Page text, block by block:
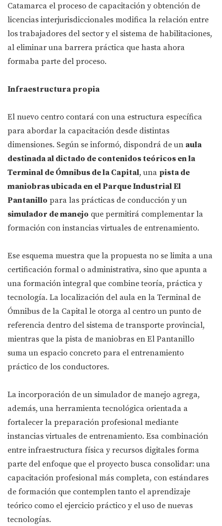
Catamarca el proceso de capacitación y obtención de
licencias interjurisdiccionales modifica la relación entre
los trabajadores del sector y el sistema de habilitaciones,
al eliminar una barrera práctica que hasta ahora
formaba parte del proceso.
Infraestructura propia
El nuevo centro contará con una estructura específica
para abordar la capacitación desde distintas
dimensiones. Según se informó, dispondrá de un aula
destinada al dictado de contenidos teóricos en la
Terminal de Ómnibus de la Capital, una pista de
maniobras ubicada en el Parque Industrial El
Pantanillo para las prácticas de conducción y un
simulador de manejo que permitirá complementar la
formación con instancias virtuales de entrenamiento.
Ese esquema muestra que la propuesta no se limita a una
certificación formal o administrativa, sino que apunta a
una formación integral que combine teoría, práctica y
tecnología. La localización del aula en la Terminal de
Ómnibus de la Capital le otorga al centro un punto de
referencia dentro del sistema de transporte provincial,
mientras que la pista de maniobras en El Pantanillo
suma un espacio concreto para el entrenamiento
práctico de los conductores.
La incorporación de un simulador de manejo agrega,
además, una herramienta tecnológica orientada a
fortalecer la preparación profesional mediante
instancias virtuales de entrenamiento. Esa combinación
entre infraestructura física y recursos digitales forma
parte del enfoque que el proyecto busca consolidar: una
capacitación profesional más completa, con estándares
de formación que contemplen tanto el aprendizaje
teórico como el ejercicio práctico y el uso de nuevas
tecnologías.